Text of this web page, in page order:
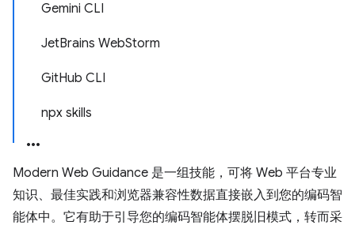
Gemini CLI
JetBrains WebStorm
GitHub CLI
npx skills
Modern Web Guidance 是一组技能，可将 Web 平台专业
知识、最佳实践和浏览器兼容性数据直接嵌入到您的编码智
能体中。它有助于引导您的编码智能体摆脱旧模式，转而采